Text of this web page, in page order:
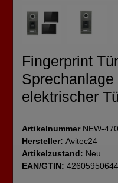
Fingerprint
elektrischer
Artikelnummer NEW-470
Hersteller: Avitec24
Artikelzustand: Neu
EAN/GTIN: